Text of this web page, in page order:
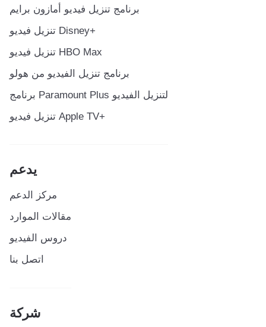
برنامج تنزيل فيديو أمازون برايم
تنزيل فيديو Disney+
تنزيل فيديو HBO Max
برنامج تنزيل الفيديو من هولو
برنامج Paramount Plus لتنزيل الفيديو
تنزيل فيديو Apple TV+
يدعم
مركز الدعم
مقالات الموارد
دروس الفيديو
اتصل بنا
شركة